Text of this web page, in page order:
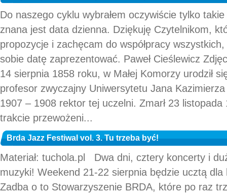
Do naszego cyklu wybrałem oczywiście tylko
znana jest data dzienna. Dziękuję Czytelnikom,
propozycje i zachęcam do współpracy
sobie datę zaprezentować. Paweł Cieślewicz
14 sierpnia 1858 roku, w Małej Komorzy urodził
profesor zwyczajny Uniwersytetu Jana
1907 – 1908 rektor tej uczelni. Zmarł 23
trakcie przewożeni...
Brda Jazz Festiwal vol. 3. Tu trzeba być!
Materiał: tuchola.pl Dwa dni, cztery koncerty i
muzyki! Weekend 21-22 sierpnia będzie ucztą
Zadba o to Stowarzyszenie BRDA, które po raz